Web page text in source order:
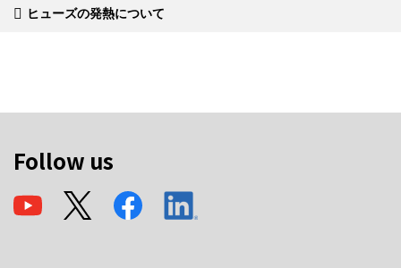
ヒューズの発熱について
Follow us